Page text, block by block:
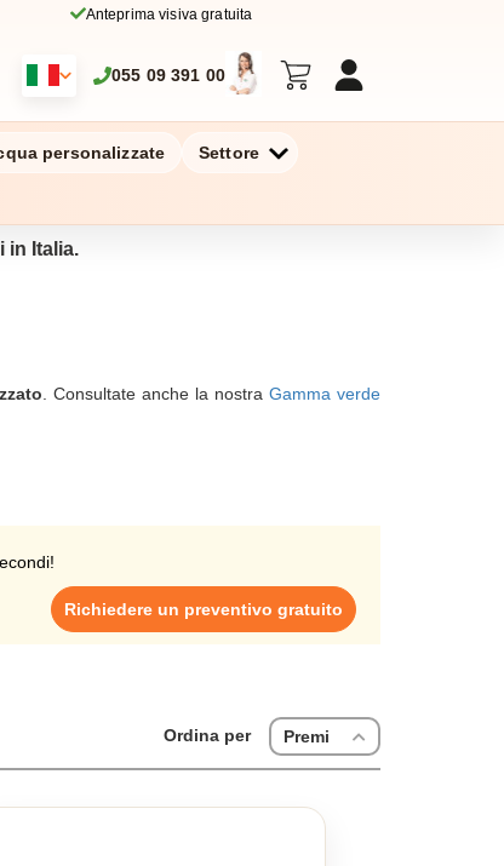
Anteprima visiva gratuita
055 09 391 00
personalizzate Settore
in Italia.
. Consultate anche la nostra Gamma verde
naturale. I vostri clienti e i vostri collaboratori
promozionale sono i compagni ideali per
di bottiglie isolate in acciaio inox.
Richiedere un preventivo gratuito
Ordina per Premi